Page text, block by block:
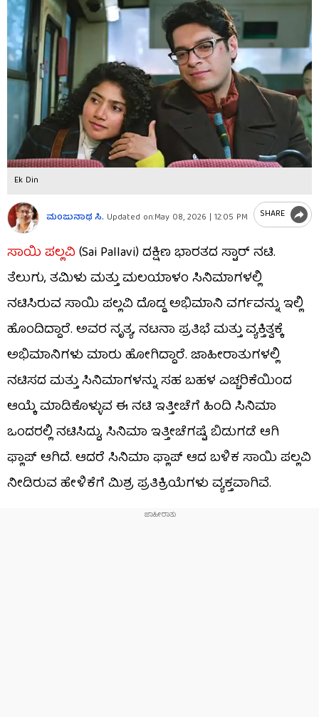
Ek Din
ಮಂಜುನಾಥ ಸಿ. Updated on:May 08, 2026 | 12:05 PM SHARE
ಸಾಯಿ ಪಲ್ಲವಿ(Sai Pallavi) ದಕ್ಷಿಣ ಭಾರತದ ಸ್ಟಾರ್ ನಟಿ.
ತೆಲುಗು, ತಮಿಳು ಮತ್ತು ಮಲಯಾಳಂ ಸಿನಿಮಾಗಳಲ್ಲಿ
ನಟಿಸಿರುವ ಸಾಯಿ ಪಲ್ಲವಿ ದೊಡ್ಡ ಅಭಿಮಾನಿ ವರ್ಗವನ್ನು ಇಲ್ಲಿ
ಹೊಂದಿದ್ದಾರೆ. ಅವರ ನೃತ್ಯ, ನಟನಾ ಪ್ರತಿಭೆ ಮತ್ತು ವ್ಯಕ್ತಿತ್ವಕ್ಕೆ
ಅಭಿಮಾನಿಗಳು ಮಾರು ಹೋಗಿದ್ದಾರೆ. ಜಾಹೀರಾತುಗಳಲ್ಲಿ
ನಟಿಸದ ಮತ್ತು ಸಿನಿಮಾಗಳನ್ನು ಸಹ ಬಹಳ ಎಚ್ಚರಿಕೆಯಿಂದ
ಆಯ್ಕೆ ಮಾಡಿಕೊಳ್ಳುವ ಈ ನಟಿ ಇತ್ತೀಚೆಗೆ ಹಿಂದಿ ಸಿನಿಮಾ
ಒಂದರಲ್ಲಿ ನಟಿಸಿದ್ದು, ಸಿನಿಮಾ ಇತ್ತೀಚೆಗಷ್ಟೆ ಬಿಡುಗಡೆ ಆಗಿ
ಫ್ಲಾಪ್ ಆಗಿದೆ. ಆದರೆ ಸಿನಿಮಾ ಫ್ಲಾಪ್ ಆದ ಬಳಿಕ ಸಾಯಿ ಪಲ್ಲವಿ
ನೀಡಿರುವ ಹೇಳಿಕೆಗೆ ಮಿಶ್ರ ಪ್ರತಿಕ್ರಿಯೆಗಳು ವ್ಯಕ್ತವಾಗಿವೆ.